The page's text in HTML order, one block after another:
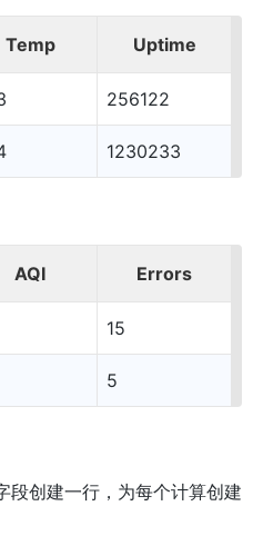
Temp Uptime
256122
1230233
AQI Errors
15
5
段创建一行，为每个计算创建